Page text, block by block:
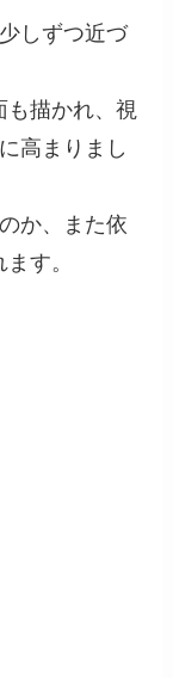
しずつ近づ
描かれ、視
高まりまし
か、また依
す。